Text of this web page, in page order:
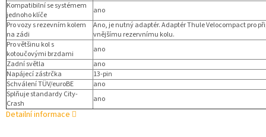
Kompatibilní se systémem
jednoho klíče
ano
Pro vozy s rezevním kolem
na zádi
Ano, je nutný adaptér. Adaptér Thule Velocompact pro
vnějšímu rezervnímu kolu.
Pro většinu kol s
kotoučovými brzdami
ano
Zadní světla
ano
Napájecí zástrčka
13-pin
Schválení TÜV/euroBE
ano
Splňuje standardy City-
Crash
ano
Detailní informace